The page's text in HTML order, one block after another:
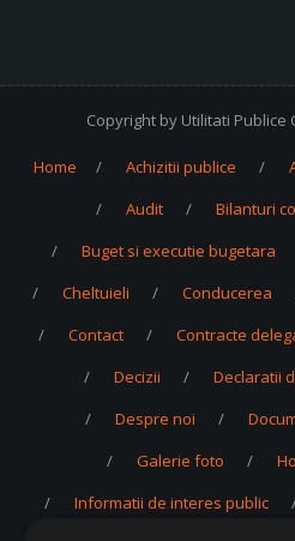
Copyright by Utilitati Publice
Home Achizitii publice
Audit
Bilanturi
Buget si executie bugetara
Cheltuieli
Conducerea
Contact
Contracte
Decizii
Declaratii
Despre noi
Galerie foto
Informatii de interes public